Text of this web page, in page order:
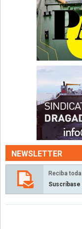
NEWSLETTER
Reciba
Suscríbase